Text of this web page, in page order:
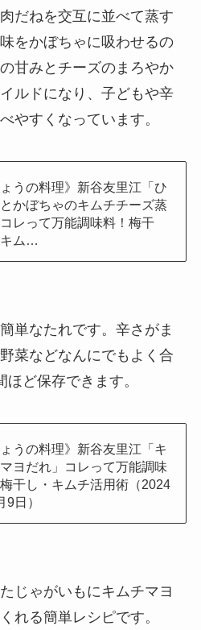
だねを交互に並べて蒸す
をかぼちゃに吸わせるの
甘みとチーズのまろやか
ルドになり、子どもや辛
やすくなっています。
ょうの料理》新谷友里江「ひ
かぼちゃのキムチチーズ蒸
レって万能調味料！梅干
キム…
単なたれです。辛さがま
菜などなんにでもよく合
ど保存できます。
ょうの料理》新谷友里江「キ
ヨだれ」コレって万能調味
干し・キムチ活用術（2024
9日）
じゃがいもにキムチマヨ
れる簡単レシピです。